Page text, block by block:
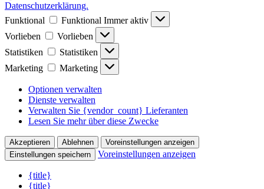
Datenschutzerklärung.
Funktional
Funktional Immer aktiv
Vorlieben
Vorlieben
Statistiken
Statistiken
Marketing
Marketing
Optionen verwalten
Dienste verwalten
Verwalten Sie {vendor_count} Lieferanten
Lesen Sie mehr über diese Zwecke
Akzeptieren Ablehnen
Voreinstellungen anzeigen
Einstellungen speichern
Voreinstellungen anzeigen
{title}
{title}